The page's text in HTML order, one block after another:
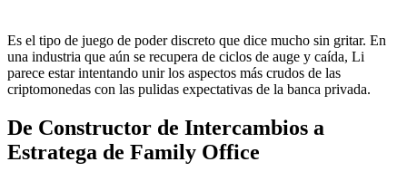
Es el tipo de juego de poder discreto que dice mucho sin gritar. En
una industria que aún se recupera de ciclos de auge y caída, Li
parece estar intentando unir los aspectos más crudos de las
criptomonedas con las pulidas expectativas de la banca privada.
De Constructor de Intercambios a
Estratega de Family Office